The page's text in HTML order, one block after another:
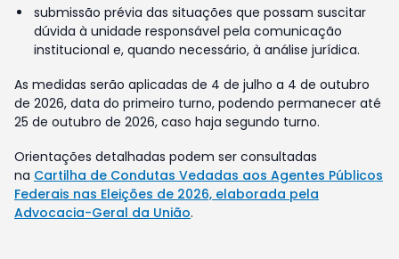
submissão prévia das situações que possam suscitar
dúvida à unidade responsável pela comunicação
institucional e, quando necessário, à análise jurídica.
As medidas serão aplicadas de 4 de julho a 4 de outubro
de 2026, data do primeiro turno, podendo permanecer até
25 de outubro de 2026, caso haja segundo turno.
Orientações detalhadas podem ser consultadas
na Cartilha de Condutas Vedadas aos Agentes Públicos
Federais nas Eleições de 2026, elaborada pela
Advocacia-Geral da União.